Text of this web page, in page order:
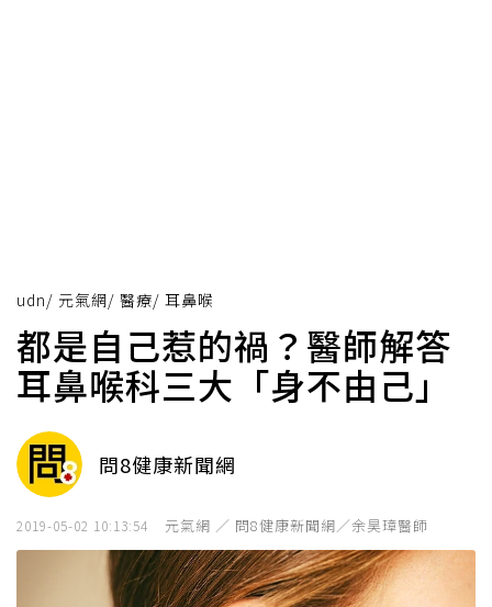
udn/ 元氣網/ 醫療/ 耳鼻喉
都是自己惹的禍？醫師解答
耳鼻喉科三大「身不由己」
問8健康新聞網
2019-05-02 10:13:54 元氣網 ／ 問8健康新聞網／余昊璋醫師